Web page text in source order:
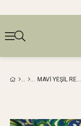
MAVI YEŞIL RENKLERDE %100 SATEN VISKON (EN 140 CM X BOY 270 CM)